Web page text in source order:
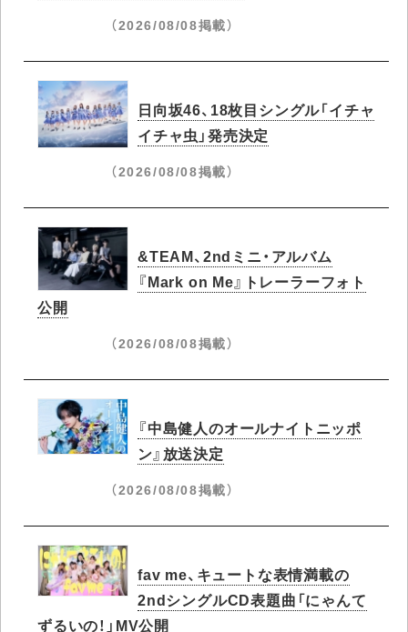
（2026/08/08掲載）
日向坂46、18枚目シングル「イチャ
イチャ虫」発売決定
（2026/08/08掲載）
&TEAM、2ndミニ・アルバム
『Mark on Me』トレーラーフォト
公開
（2026/08/08掲載）
『中島健人のオールナイトニッポ
ン』放送決定
（2026/08/08掲載）
fav me、キュートな表情満載の
2ndシングルCD表題曲「にゃんて
ずるいの！」MV公開